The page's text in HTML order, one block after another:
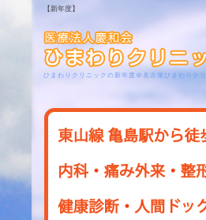
【新年度】
ひまわりクリニックの新年度＠名古屋ひまわりク